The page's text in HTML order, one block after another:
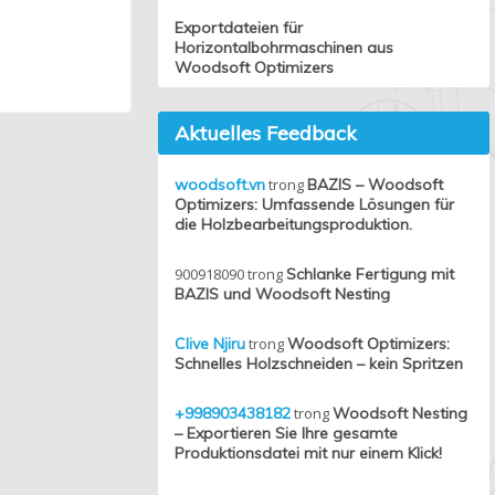
Exportdateien für
Horizontalbohrmaschinen aus
Woodsoft Optimizers
Aktuelles Feedback
woodsoft.vntrongBAZIS – Woodsoft
Optimizers: Umfassende Lösungen für
die Holzbearbeitungsproduktion.
900918090trongSchlanke Fertigung mit
BAZIS und Woodsoft Nesting
Clive NjirutrongWoodsoft Optimizers:
Schnelles Holzschneiden – kein Spritzen
+998903438182trongWoodsoft Nesting
– Exportieren Sie Ihre gesamte
Produktionsdatei mit nur einem Klick!